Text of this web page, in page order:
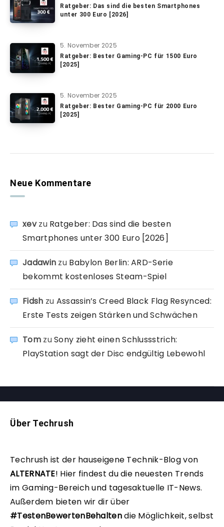
Ratgeber: Das sind die besten Smartphones
unter 300 Euro [2026]
5. November 2025
Ratgeber: Bester Gaming-PC für 1500 Euro
[2025]
5. November 2025
Ratgeber: Bester Gaming-PC für 2000 Euro
[2025]
Neue Kommentare
xevzu Ratgeber: Das sind die besten
Smartphones unter 300 Euro [2026]
Jadawin zu Babylon Berlin: ARD-Serie
bekommt kostenloses Steam-Spiel
Fidsh zu Assassin’s Creed Black Flag Resynced:
Erste Tests zeigen Stärken und Schwächen
TomzuSony zieht einen Schlussstrich:
PlayStation sagt der Disc endgültig Lebewohl
Über Techrush
Techrush ist der hauseigene Technik-Blog von
ALTERNATE! Hier findest du die neuesten Trends
im Gaming-Bereich und tagesaktuelle IT-News.
Außerdem bieten wir dir über
#TestenBewertenBehaltendie Möglichkeit, selbst